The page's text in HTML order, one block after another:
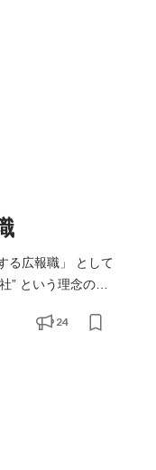
る広報職」 として
事制作にイチか
24